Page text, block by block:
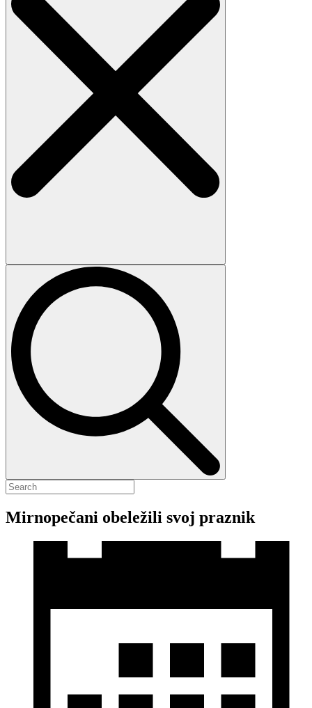
Mirnopečani obeležili svoj praznik